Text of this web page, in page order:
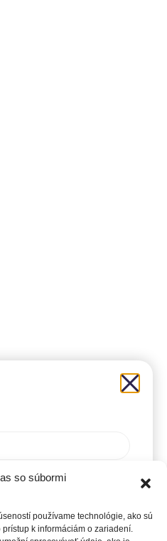
so súbormi
používame technológie, ako sú
k informáciám o zariadení.